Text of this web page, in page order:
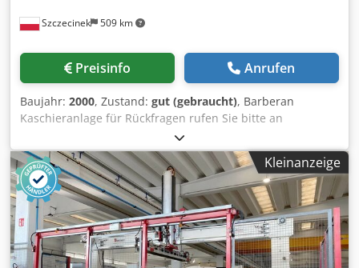
(luftgekühlt auf Anfrage) *OPTIONEN: -
Meßwert -Druckregelung: 0,5 bis 4,5 bar (Regelbereich) -
Druckluftüberwachung -Prüflingsentleerung mittels
-Vorlaufdruckbegrenzung -Weitere Sonderoptionen auf
Anfrage und nach technischer Prüfung möglich Besuchen
Sie unserer Webseite für mehr Details oder für andere
Leisungsklassen. *Dieses Gerät ist konform mit den
Europäischen Richtlinien. Andere Richtlinien und Normen
sind nur erfüllt, wenn diese in der Auftragsbestätigung
aufgeführt sind. Diese technische Spezifikation gibt die
Standardausstattung wieder, vom Standard abweichende
Kundenwünsche werden in Angeboten bzw.
Auftragsbestätigungen ausgewiesen.
Szczecinek 509 km
Preisinfo Anrufen
Baujahr: 2000, Zustand: gut (gebraucht), Barberan
Kaschieranlage für Rückfragen rufen Sie bitte an
790800714 Linie im Dauerbetrieb maximale Kaschierbreite
- 1300mm min. Dicke 3mm max. Dicke 40mm Dksdpfx
Aksilqvrsler maximale Länge der Elemente 2800 mm
Mindestlänge ca. 600mm stufenlose
Geschwindigkeitsregulierung von der Bürstenmaschine
maximale Geschwindigkeit 20 m/min. die Linie besteht aus
- Tommassini automatisch laden (funktioniert nicht) -
Bürstenmaschine für oben und unten - Heizlampen vor
Kleinanzeige